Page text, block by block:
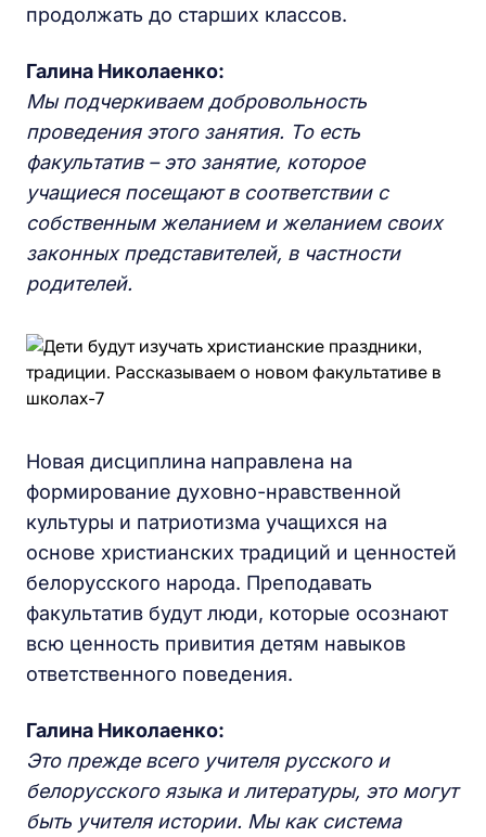
продолжать до старших классов.
Галина Николаенко:
Мы подчеркиваем добровольность
проведения этого занятия. То есть
факультатив – это занятие, которое
учащиеся посещают в соответствии с
собственным желанием и желанием своих
законных представителей, в частности
родителей.
Новая дисциплина направлена на
формирование духовно-нравственной
культуры и патриотизма учащихся на
основе христианских традиций и ценностей
белорусского народа. Преподавать
факультатив будут люди, которые осознают
всю ценность привития детям навыков
ответственного поведения.
Галина Николаенко:
Это прежде всего учителя русского и
белорусского языка и литературы, это могут
быть учителя истории. Мы как система